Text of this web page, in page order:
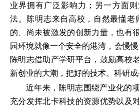
业界拥有广泛影响力；另一方面
法。陈明志来自高校，自然最懂老
的、尚未被激发的创新力量，也有
园环境就像一个安全的港湾，会慢慢
陈明志借助产学研平台，鼓励高校
新创业的大潮，把好的技术、科研成
近年来，陈明志围绕产业化的
充分发挥北卡科技的资源优势以及